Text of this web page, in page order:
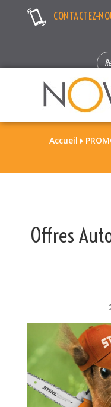
CONTACTEZ-
Accueil 
Offres